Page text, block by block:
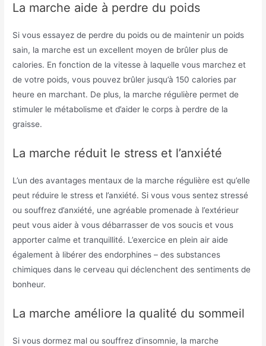
La marche aide à perdre du poids
Si vous essayez de perdre du poids ou de maintenir un poids
sain, la marche est un excellent moyen de brûler plus de
calories. En fonction de la vitesse à laquelle vous marchez et
de votre poids, vous pouvez brûler jusqu’à 150 calories par
heure en marchant. De plus, la marche régulière permet de
stimuler le métabolisme et d’aider le corps à perdre de la
graisse.
La marche réduit le stress et l’anxiété
L’un des avantages mentaux de la marche régulière est qu’elle
peut réduire le stress et l’anxiété. Si vous vous sentez stressé
ou souffrez d’anxiété, une agréable promenade à l’extérieur
peut vous aider à vous débarrasser de vos soucis et vous
apporter calme et tranquillité. L’exercice en plein air aide
également à libérer des endorphines – des substances
chimiques dans le cerveau qui déclenchent des sentiments de
bonheur.
La marche améliore la qualité du sommeil
Si vous dormez mal ou souffrez d’insomnie, la marche